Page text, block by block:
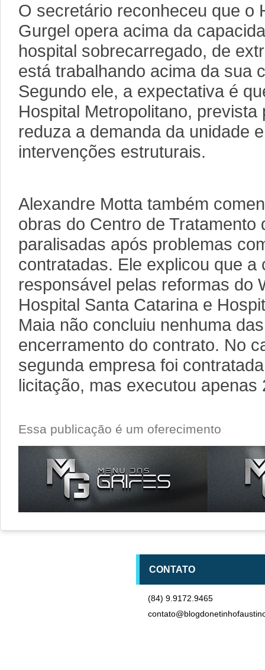
O secretário reconheceu que o
Gurgel opera acima da
hospital sobrecarregado, de
está trabalhando acima da sua
Segundo ele, a expectativa é
Hospital Metropolitano, prevista
reduza a demanda da unidade
intervenções estruturais.
Alexandre Motta também
obras do Centro de Tratamento
paralisadas após problemas
contratadas. Ele explicou que a
responsável pelas reformas do
Hospital Santa Catarina e
Maia não concluiu nenhuma
encerramento do contrato. No
segunda empresa foi
licitação, mas executou
Essa publicação é um oferecimento
CONTATO
(84) 9.9172.9465